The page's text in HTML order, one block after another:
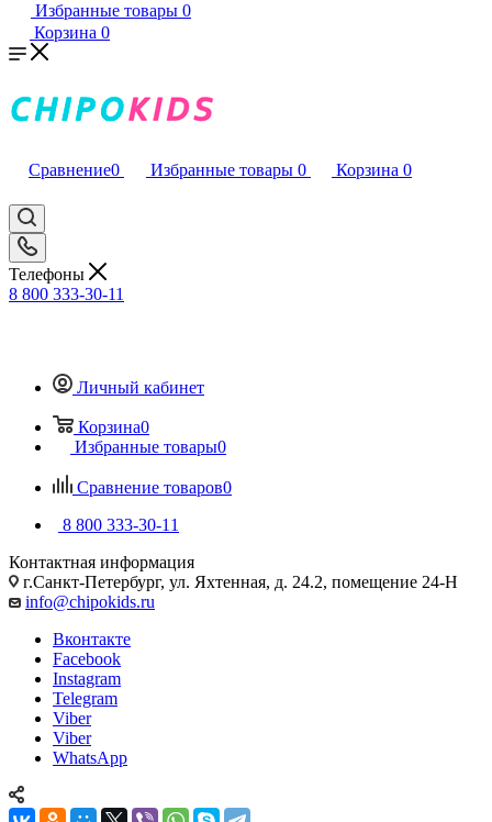
Избранные товары 0
Корзина 0
Сравнение0 Избранные товары 0 Корзина 0
Телефоны
8 800 333-30-11
Личный кабинет
Корзина0
Избранные товары0
Сравнение товаров0
8 800 333-30-11
Контактная информация
г.Санкт-Петербург, ул. Яхтенная, д. 24.2, помещение 24-Н
info@chipokids.ru
Вконтакте
Facebook
Instagram
Telegram
Viber
Viber
WhatsApp